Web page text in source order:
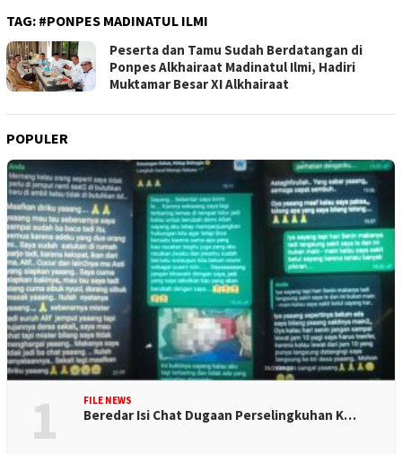
TAG: #PONPES MADINATUL ILMI
Peserta dan Tamu Sudah Berdatangan di
Ponpes Alkhairaat Madinatul Ilmi, Hadiri
Muktamar Besar XI Alkhairaat
POPULER
1 FILE NEWS
Beredar Isi Chat Dugaan Perselingkuhan K…